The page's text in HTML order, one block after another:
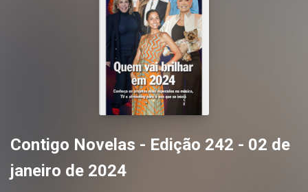
Contigo Novelas - Edição 242 - 02 de
janeiro de 2024